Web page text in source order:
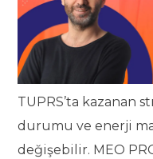
TUPRS’ta kazanan
durumu ve enerji
değişebilir. MEO